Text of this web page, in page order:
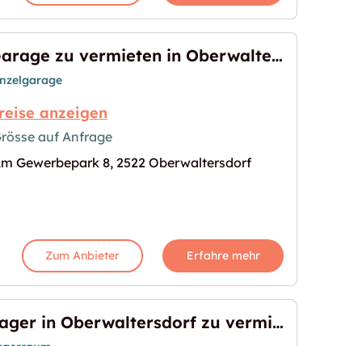
Oberwaltersdorf"
Bild für "Garage zu vermieten in Oberwaltersdorf"
Garage zu vermieten in Oberwaltersdorf
anzeigen
auf Anfrage
Gewerbepark 8, 2522 Oberwaltersdorf
Zum Anbieter Erfahre mehr
Lager in Oberwaltersdorf zu vermieten